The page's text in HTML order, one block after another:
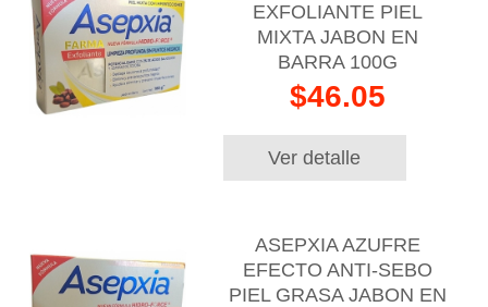
EXFOLIANTE PIEL
MIXTA JABON EN
BARRA 100G
$46.05
Ver detalle
ASEPXIA AZUFRE
EFECTO ANTI-SEBO
PIEL GRASA JABON EN